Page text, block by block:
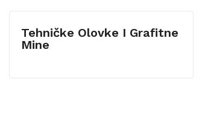
Tehničke Olovke I Grafitne
Mine